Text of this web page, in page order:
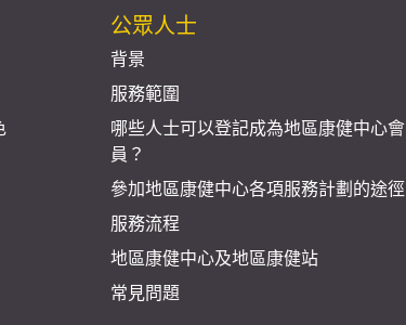
公眾人士
背景
服務範圍
哪些人士可以登記成為地區康健中心會
員？
參加地區康健中心各項服務計劃的途徑
服務流程
地區康健中心及地區康健站
常見問題